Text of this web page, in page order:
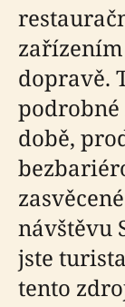
dopravě.
době,
návštěvu
jste
tento